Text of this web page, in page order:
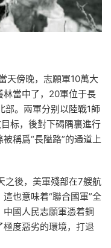
天傍晚，志願軍10萬大
林當中了，20軍位于長
部。兩軍分别以陸戰1師
标，後對下碣隅裏進行
稱爲“長隘路”的通道上
後，美軍殘部在7艘航
也意味着“聯合國軍”全
國人民志願軍憑着鋼
度惡劣的環境，打退